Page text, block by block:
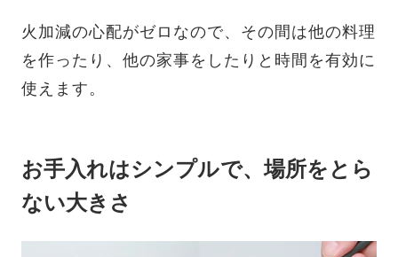
火加減の心配がゼロなので、その間は他の料理
を作ったり、他の家事をしたりと時間を有効に
使えます。
お手入れはシンプルで、場所をとら
ない大きさ